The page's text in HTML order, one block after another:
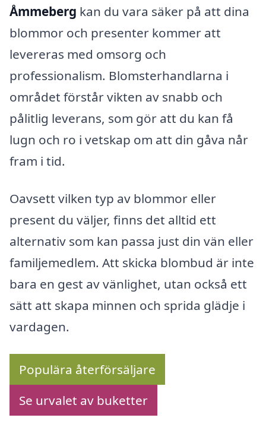
Åmmeberg kan du vara säker på att dina
blommor och presenter kommer att
levereras med omsorg och
professionalism. Blomsterhandlarna i
området förstår vikten av snabb och
pålitlig leverans, som gör att du kan få
lugn och ro i vetskap om att din gåva når
fram i tid.
Oavsett vilken typ av blommor eller
present du väljer, finns det alltid ett
alternativ som kan passa just din vän eller
familjemedlem. Att skicka blombud är inte
bara en gest av vänlighet, utan också ett
sätt att skapa minnen och sprida glädje i
vardagen.
Populära återförsäljare
Se urvalet av buketter